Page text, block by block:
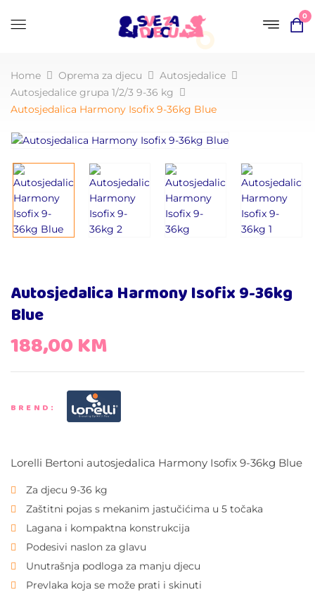
0
Home Oprema za djecu
Autosjedalice
Autosjedalice grupa 1/2/3 9-36 kg
Autosjedalica Harmony Isofix 9-36kg Blue
Autosjedalica Harmony Isofix 9-36kg
Blue
188,00KM
BREND:
Lorelli Bertoni autosjedalica Harmony Isofix 9-36kg Blue
Za djecu 9-36 kg
Zaštitni pojas s mekanim jastučićima u 5 točaka
Lagana i kompaktna konstrukcija
Podesivi naslon za glavu
Unutrašnja podloga za manju djecu
Prevlaka koja se može prati i skinuti